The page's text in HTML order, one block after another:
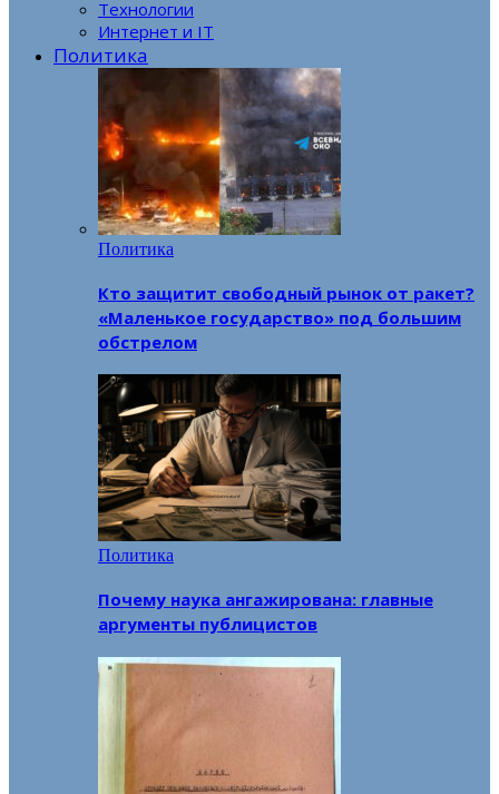
Технологии
Интернет и IT
Политика
Политика
Кто защитит свободный рынок от ракет?
«Маленькое государство» под большим
обстрелом
Политика
Почему наука ангажирована: главные
аргументы публицистов